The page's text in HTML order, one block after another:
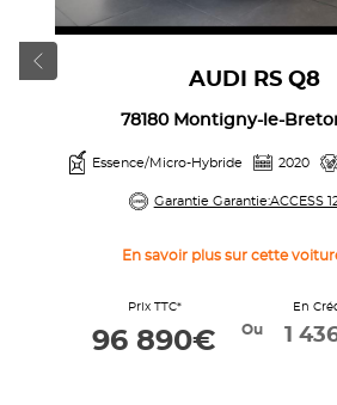
AUDI RS Q8
78180 Montigny-le-
Essence/Micro-Hybride 2020
Garantie Garantie:ACCESS
En savoir plus sur cette
Prix TTC*
96 890€ Ou
En
1